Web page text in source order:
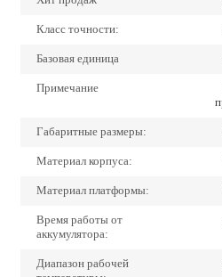
Класс точности:
Базовая единица
Примечание
Габаритные размеры:
Материал корпуса:
Материал платформы:
Время работы от
аккумулятора:
Диапазон рабочей